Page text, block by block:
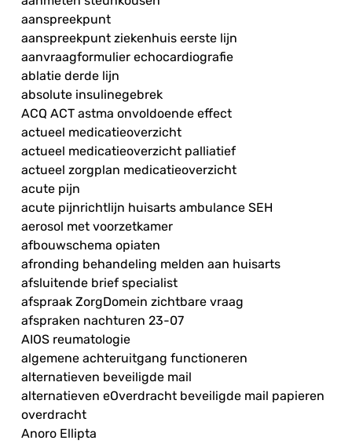
aanspreekpunt
aanspreekpunt ziekenhuis eerste lijn
aanvraagformulier echocardiografie
ablatie derde lijn
absolute insulinegebrek
ACQ ACT astma onvoldoende effect
actueel medicatieoverzicht
actueel medicatieoverzicht palliatief
actueel zorgplan medicatieoverzicht
acute pijn
acute pijnrichtlijn huisarts ambulance SEH
aerosol met voorzetkamer
afbouwschema opiaten
afronding behandeling melden aan huisarts
afsluitende brief specialist
afspraak ZorgDomein zichtbare vraag
afspraken nachturen 23-07
AIOS reumatologie
algemene achteruitgang functioneren
alternatieven beveiligde mail
alternatieven eOverdracht beveiligde mail papieren
overdracht
Anoro Ellipta